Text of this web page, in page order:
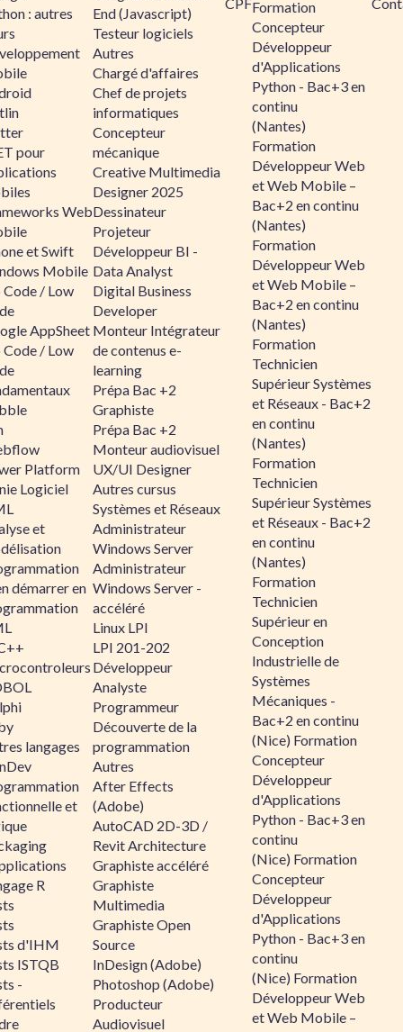
: autres
pour
Web
et Swift
Mobile
/ Low
AppSheet
/ Low
Platform
Logiciel
et
démarrer en
langages
et
R
d'IHM
ISTQB
-
End (Javascript)
Testeur logiciels
Autres
Chargé d'affaires
Chef de projets
informatiques
Concepteur
mécanique
Creative Multimedia
Designer 2025
Dessinateur
Projeteur
Développeur BI -
Data Analyst
Digital Business
Developer
Monteur Intégrateur
de contenus e-
learning
Prépa Bac +2
Graphiste
Prépa Bac +2
Monteur audiovisuel
UX/UI Designer
Autres cursus
Systèmes et Réseaux
Administrateur
Windows Server
Administrateur
Windows Server -
accéléré
Linux LPI
LPI 201-202
Développeur
Analyste
Programmeur
Découverte de la
programmation
Autres
After Effects
(Adobe)
AutoCAD 2D-3D /
Revit Architecture
Graphiste accéléré
Graphiste
Multimedia
Graphiste Open
Source
InDesign (Adobe)
Photoshop (Adobe)
Producteur
Audiovisuel
Formation
Concepteur
Développeur
d'Applications
Python - Bac+3 en
continu
(Nantes)
Formation
Développeur Web
et Web Mobile –
Bac+2 en continu
(Nantes)
Formation
Développeur Web
et Web Mobile –
Bac+2 en continu
(Nantes)
Formation
Technicien
Supérieur Systèmes
et Réseaux - Bac+2
en continu
(Nantes)
Formation
Technicien
Supérieur Systèmes
et Réseaux - Bac+2
en continu
(Nantes)
Formation
Technicien
Supérieur en
Conception
Industrielle de
Systèmes
Mécaniques -
Bac+2 en continu
(Nice) Formation
Concepteur
Développeur
d'Applications
Python - Bac+3 en
continu
(Nice) Formation
Concepteur
Développeur
d'Applications
Python - Bac+3 en
continu
(Nice) Formation
Développeur Web
et Web Mobile –